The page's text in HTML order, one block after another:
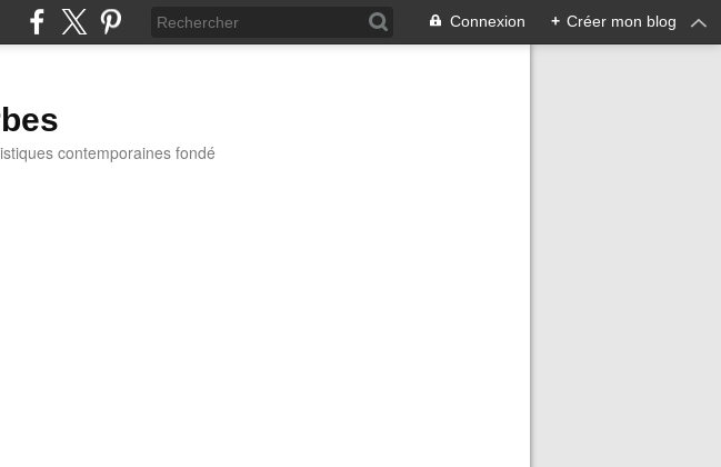
Connexion + Créer mon blog
contemporaines fondé